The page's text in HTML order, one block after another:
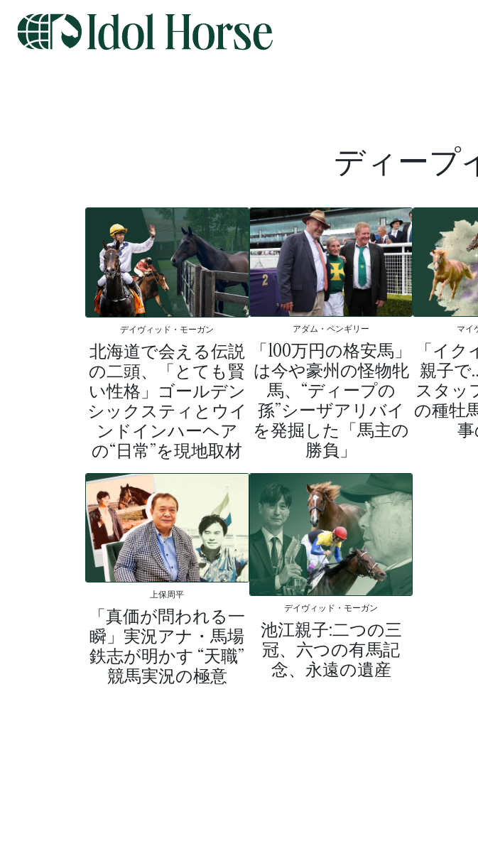
ディープ
デイヴィッド・モーガン
北海道で会える伝説
の二頭、「とても賢
い性格」ゴールデン
シックスティとウイ
ンドインハーヘア
の“日常”を現地取材
アダム・ペンギリー
「100万円の格安馬」
は今や豪州の怪物牝
馬、“ディープの
孫”シーザアリバイ
を発掘した「馬主の
勝負」
マイ
「イ
親子で
スタッ
の種牡
上保周平
「真価が問われる一
瞬」実況アナ・馬場
鉄志が明かす “天職”
競馬実況の極意
デイヴィッド・モーガン
池江親子:二つの三
冠、六つの有馬記
念、永遠の遺産